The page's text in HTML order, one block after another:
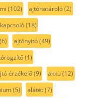
(102) ajtóhatároló(2)
(18)
(6) ajtónyitó(49)
(1)
érzékelő(9) akku(12)
(5) alátét(7)